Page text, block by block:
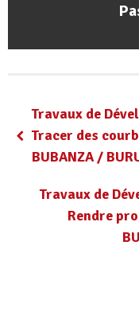
Travaux de
Tracer des
BUBANZA /
Travaux de
Rendre